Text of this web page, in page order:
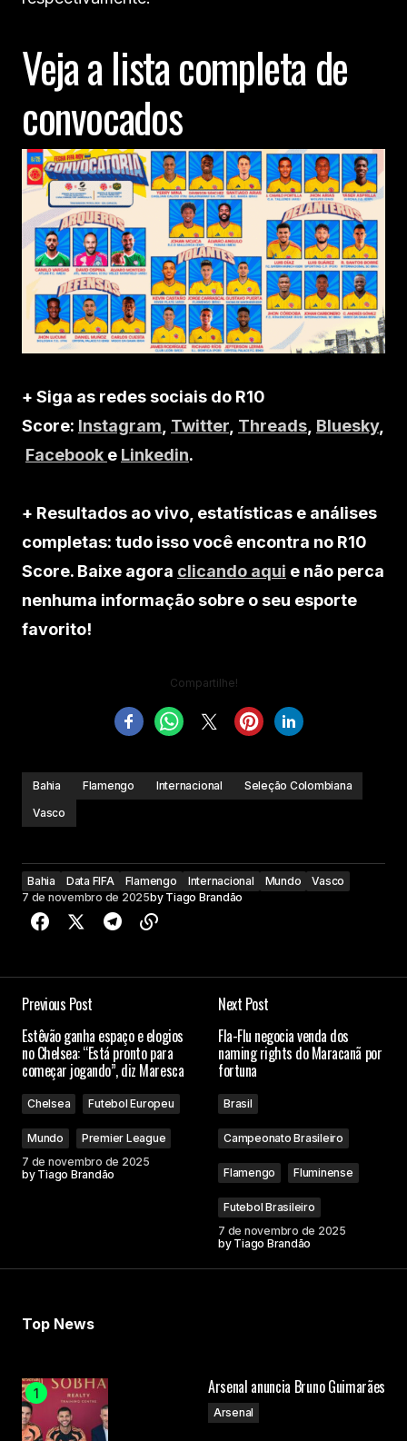
Veja a lista completa de
convocados
+ Siga as redes sociais do R10
Score: Instagram Twitter Threads Bluesky,
Facebook e Linkedin.
+ Resultados ao vivo, estatísticas e análises
completas: tudo isso você encontra no R10
Score. Baixe agora clicando aqui e não perca
nenhuma informação sobre o seu esporte
favorito!
Compartilhe!
Bahia Flamengo Internacional
Seleção Colombiana
Vasco
Bahia Data FIFA Flamengo Internacional Mundo
Vasco
7 de novembro de 2025by Tiago Brandão
Previous Post
Estêvão ganha espaço e elogios
no Chelsea: “Está pronto para
começar jogando”, diz Maresca
Chelsea Futebol Europeu
Mundo
Premier League
7 de novembro de 2025
by Tiago Brandão
Next Post
Fla-Flu negocia venda dos
naming rights do Maracanã por
fortuna
Brasil
Campeonato Brasileiro
Flamengo Fluminense
Futebol Brasileiro
7 de novembro de 2025
by Tiago Brandão
Top News
Arsenal anuncia Bruno Guimarães
Arsenal